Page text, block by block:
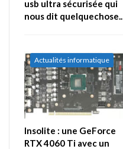
usb ultra sécurisée qui
nous dit quelquechose..
Actualités informatique
Insolite : une GeForce
RTX 4060 Ti avec un